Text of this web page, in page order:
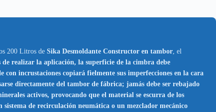
200 Litros de Sika Desmoldante Constructor en tambor , el
realizar la aplicación, la superficie de la cimbra debe
incrustaciones copiará fielmente sus imperfecciones en la cara
directamente del tambor de fábrica; jamás debe ser rebajado
activos, provocando que el material se escurra de los
de recirculación neumática o un mezclador mecánico